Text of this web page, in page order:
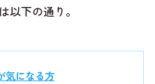
以下の通り。
気になる方